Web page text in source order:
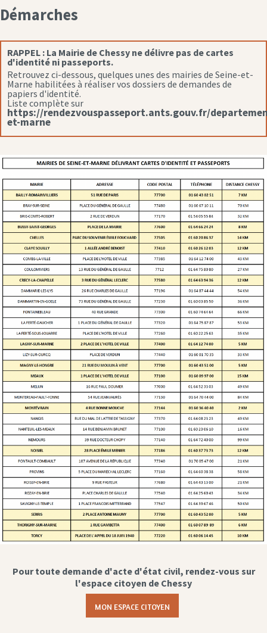
Démarches
RAPPEL : La Mairie de Chessy ne délivre pas de cartes
d'identité ni passeports.
Retrouvez ci-dessous, quelques unes des mairies de Seine-et-
Marne habilitées à réaliser vos dossiers de demandes de
papiers d'identité.
Liste complète sur
https://rendezvouspasseport.ants.gouv.fr/
et-marne
Pour toute demande d'acte d'état civil, rendez-vous sur
l'espace citoyen de Chessy
MON ESPACE CITOYEN